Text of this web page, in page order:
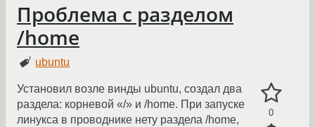
Проблема с разделом
/home
ubuntu
0
Установил возле винды ubuntu, создал два
раздела: корневой «/» и /home. При запуске
линукса в проводнике нету раздела /home,